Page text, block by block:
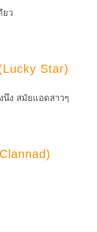
ยว
Star)
นึง สมัยแอดสาวๆ